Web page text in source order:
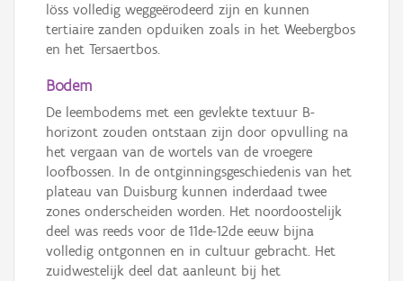
löss volledig weggeërodeerd zijn en kunnen
tertiaire zanden opduiken zoals in het Weebergbos
en het Tersaertbos.
Bodem
De leembodems met een gevlekte textuur B-
horizont zouden ontstaan zijn door opvulling na
het vergaan van de wortels van de vroegere
loofbossen. In de ontginningsgeschiedenis van het
plateau van Duisburg kunnen inderdaad twee
zones onderscheiden worden. Het noordoostelijk
deel was reeds voor de 11de-12de eeuw bijna
volledig ontgonnen en in cultuur gebracht. Het
zuidwestelijk deel dat aanleunt bij het